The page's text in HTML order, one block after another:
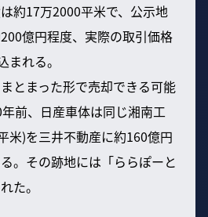
約17万2000平米で、公示地
億円程度、実際の取引価格
れる。
とまった形で売却できる可能
前、日産車体は同じ湘南工
米)を三井不動産に約160億円
。その跡地には「ららぽーと
た。